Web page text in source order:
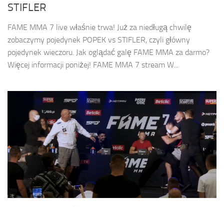
STIFLER
FAME MMA 7 live właśnie trwa! Już za niedługą chwilę
zobaczymy pojedynek POPEK vs STIFLER, czyli główny
pojedynek wieczoru. Jak oglądać galę FAME MMA za darmo?
Więcej informacji poniżej! FAME MMA 7 stream W...